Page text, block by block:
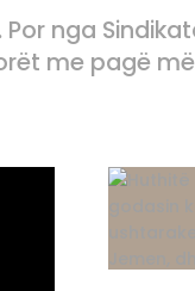
nga
me pagë